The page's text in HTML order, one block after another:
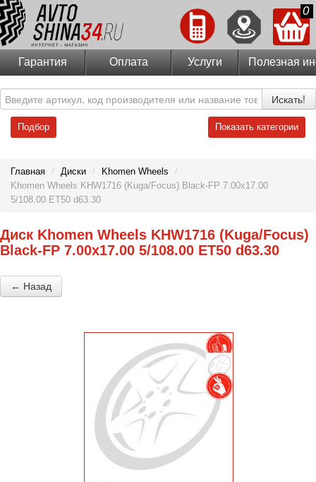
0
Гарантия Оплата Услуги Полезная
Искать!
Подбор Показать категории
Главная / Диски / Khomen Wheels
/
Khomen Wheels KHW1716 (Kuga/Focus) Black-FP 7.00x17.00
5/108.00 ET50 d63.30
Диск Khomen Wheels KHW1716 (Kuga/Focus)
Black-FP 7.00x17.00 5/108.00 ET50 d63.30
← Назад